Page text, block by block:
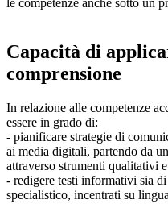
Capacità di
comprensione
In relazione alle competenze
essere in grado di:
- pianificare strategie di
ai media digitali, partendo da
attraverso strumenti qualitativi
- redigere testi informativi sia di
specialistico, incentrati su